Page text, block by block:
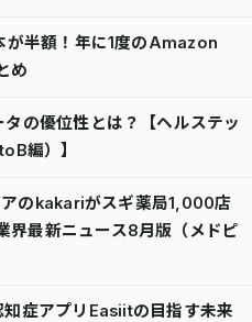
半額！年に1度のAmazon
め
の優位性とは？【ヘルステッ
編）】
のkakariがスギ薬局1,000店
界最新ニュース8月版（メドピ
症アプリEasiitの目指す未来